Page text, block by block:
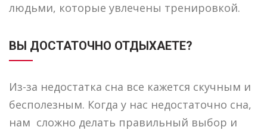
людьми, которые увлечены тренировкой.
ВЫ ДОСТАТОЧНО ОТДЫХАЕТЕ?
Из-за недостатка сна все кажется скучным и
бесполезным. Когда у нас недостаточно сна,
нам сложно делать правильный выбор и